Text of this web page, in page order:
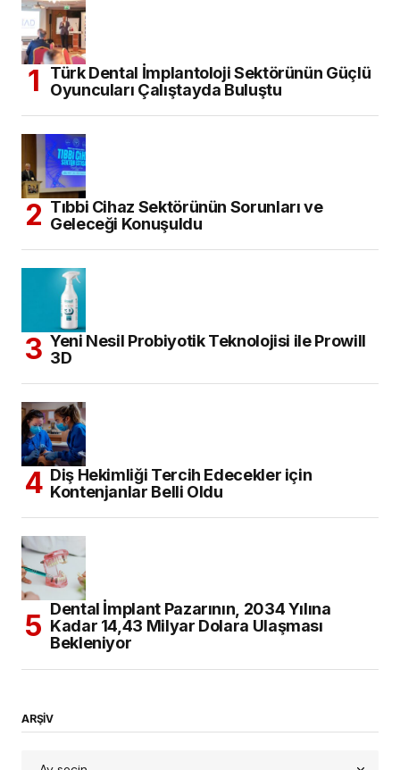
Türk Dental İmplantoloji Sektörünün Güçlü
Oyuncuları Çalıştayda Buluştu
Tıbbi Cihaz Sektörünün Sorunları ve
Geleceği Konuşuldu
Yeni Nesil Probiyotik Teknolojisi ile Prowill
3D
Diş Hekimliği Tercih Edecekler için
Kontenjanlar Belli Oldu
Dental İmplant Pazarının, 2034 Yılına
Kadar 14,43 Milyar Dolara Ulaşması
Bekleniyor
ARŞİV